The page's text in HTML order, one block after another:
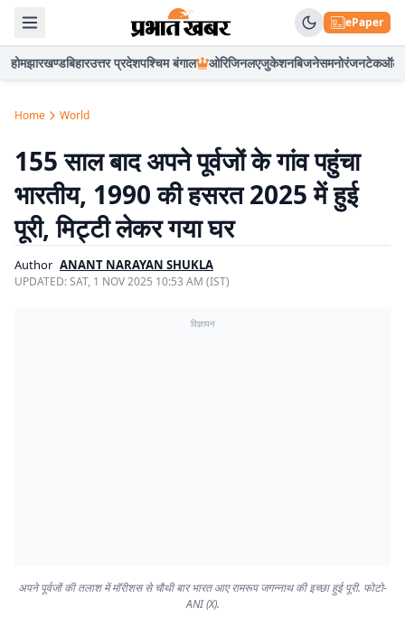
ePaper
होमझारखण्डबिहारउत्तर प्रदेशपश्चिम बंगाल ओरिजिनलएजुकेशनबिजनेसमनोरंजनटेकऑटो
Home World
155 साल बाद अपने पूर्वजों के गांव पहुंचा
भारतीय, 1990 की हसरत 2025 में हुई
पूरी, मिट्टी लेकर गया घर
Author ANANT NARAYAN SHUKLA
UPDATED:SAT, 1 NOV 2025 10:53 AM (IST)
विज्ञापन
अपने पूर्वजों की तलाश में मॉरीशस से चौथी बार भारत आए रामरूप जगन्नाथ की इच्छा हुई पूरी. फोटो-
ANI (X).